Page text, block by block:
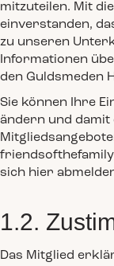
mitzuteilen. Mit
einverstanden,
zu unseren
Informationen
den Guldsmeden
Sie können Ihre
ändern und damit
sich hier
1.2.
Das Mitglied